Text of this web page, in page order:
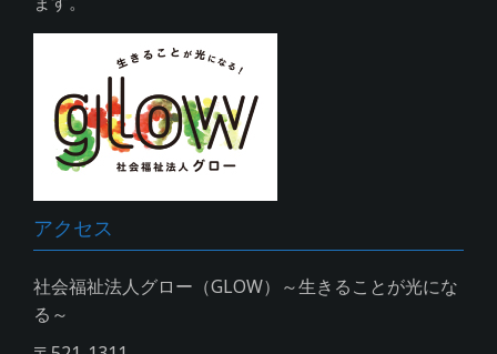
アクセス
社会福祉法人グロー（GLOW）～生きることが光にな
る～